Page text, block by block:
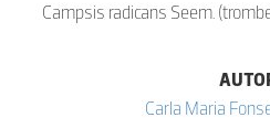
Campsis radicans Seem.
Carla Maria